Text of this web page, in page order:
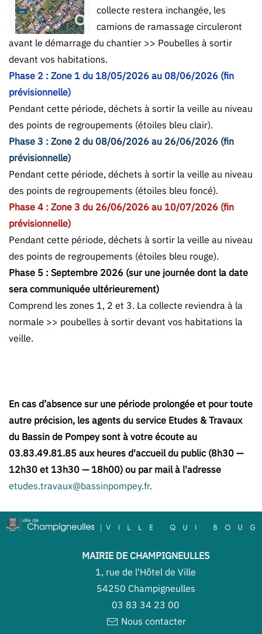
collecte restera inchangée, les
camions de ramassage circuleront
avant le démarrage du chantier >> Poubelles à sortir
devant vos habitations.
Phase 2 : Zone 1 du 18/05/2026 au 08/06/2026 (fin
prévisionnelle)
Pendant cette période, déchets à sortir la veille au niveau
des points de regroupements (étoiles bleu clair).
Phase 3 : Zone 2 du 08/06/2026 au 26/06/2026 (fin
prévisionnelle)
Pendant cette période, déchets à sortir la veille au niveau
des points de regroupements (étoiles bleu foncé).
Phase 4 : Zone 3 du 26/06/2026 au 10/07/2026 (fin
prévisionnelle)
Pendant cette période, déchets à sortir la veille au niveau
des points de regroupements (étoiles bleu rouge).
Phase 5 : Septembre 2026 (sur une journée dont la date
sera communiquée ultérieurement)
Comprend les zones 1, 2 et 3. La collecte reviendra à la
normale >> poubelles à sortir devant vos habitations la
veille.
En cas d’absence sur une période prolongée et pour toute
autre précision, les agents du service Etudes & Travaux
du Bassin de Pompey sont à votre écoute au
03.83.49.81.85 aux heures d'accueil du public (8h30 —
12h30 et 13h30 — 18h00) ou par mail à l'adresse
etudes.travaux@bassinpompey.fr.
MAIRIE DE CHAMPIGNEULLES
1, rue de l'Hôtel de Ville
54250 Champigneulles
03 83 34 23 00
Nous contacter